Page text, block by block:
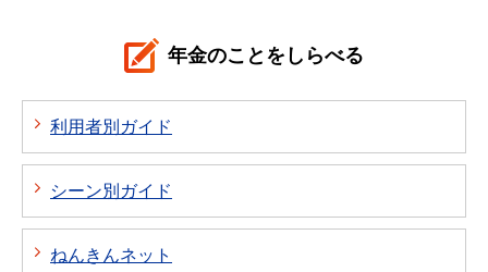
年金のことをしらべる
利用者別ガイド
シーン別ガイド
ねんきんネット